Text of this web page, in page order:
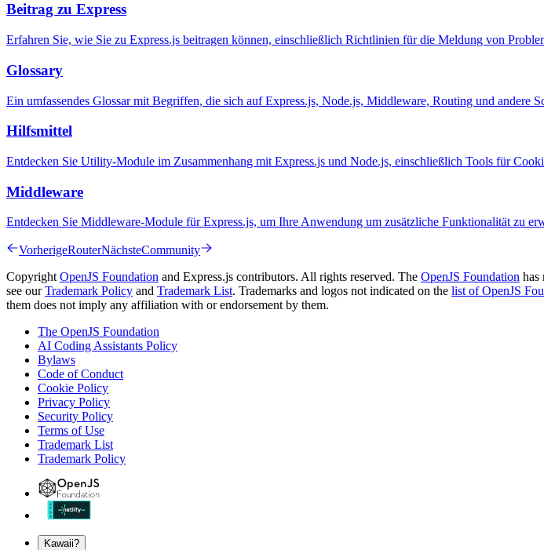
Beitrag zu Express
Erfahren Sie, wie Sie zu Express.js beitragen können, einschließlich Richtlinien für die Meldung von
Glossary
Ein umfassendes Glossar mit Begriffen, die sich auf Express.js, Node.js, Middleware, Routing und andere
Hilfsmittel
Entdecken Sie Utility-Module im Zusammenhang mit Express.js und Node.js, einschließlich Tools für
Middleware
Entdecken Sie Middleware-Module für Express.js, um Ihre Anwendung um zusätzliche Funktionalität zu
VorherigeRouterNächsteCommunity
CopyrightOpenJS Foundation and Express.js contributors. All rights reserved. The OpenJS Foundation has
see ourTrademark Policy and Trademark List. Trademarks and logos not indicated on the list of OpenJS
them does not imply any affiliation with or endorsement by them.
The OpenJS Foundation
AI Coding Assistants Policy
Bylaws
Code of Conduct
Cookie Policy
Privacy Policy
Security Policy
Terms of Use
Trademark List
Trademark Policy
Kawaii?